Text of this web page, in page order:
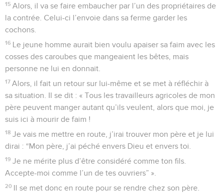
15 Alors, il va se faire embaucher par l’un des propriétaires de
la contrée. Celui-ci l’envoie dans sa ferme garder les
cochons.
16 Le jeune homme aurait bien voulu apaiser sa faim avec les
cosses des caroubes que mangeaient les bêtes, mais
personne ne lui en donnait.
17 Alors, il fait un retour sur lui-même et se met à réfléchir à
sa situation. Il se dit : « Tous les travailleurs agricoles de mon
père peuvent manger autant qu’ils veulent, alors que moi, je
suis ici à mourir de faim !
18 Je vais me mettre en route, j’irai trouver mon père et je lui
dirai : “Mon père, j’ai péché envers Dieu et envers toi.
19 Je ne mérite plus d’être considéré comme ton fils.
Accepte-moi comme l’un de tes ouvriers” ».
20 Il se met donc en route pour se rendre chez son père.